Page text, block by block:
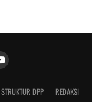
STRUKTUR DPP
REDAKSI